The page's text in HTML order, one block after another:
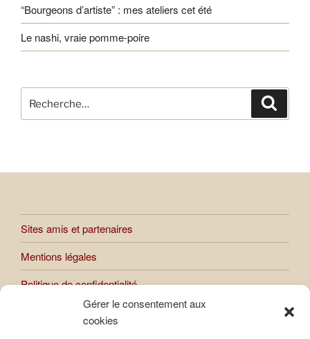
Gérer le consentement aux
cookies
“Bourgeons d’artiste” : mes ateliers cet été
Le nashi, vraie pomme-poire
Recherche
pour
Sites amis et partenaires
Mentions légales
Politique de confidentialité